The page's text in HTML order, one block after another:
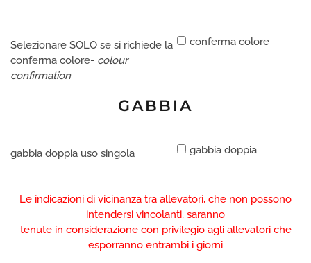
Selezionare SOLO se si richiede la
conferma colore- colour
confirmation
conferma colore
GABBIA
gabbia doppia uso singola gabbia doppia
Le indicazioni di vicinanza tra allevatori, che non possono
intendersi vincolanti, saranno
tenute in considerazione con privilegio agli allevatori che
esporranno entrambi i giorni